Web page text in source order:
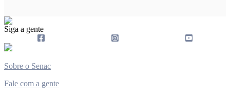
Siga a gente
Sobre o Senac
Fale com a gente